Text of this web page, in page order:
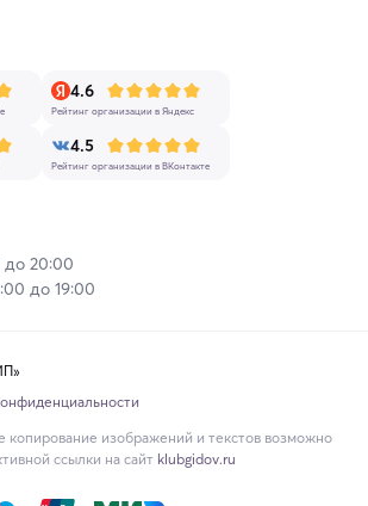
4.6
Рейтинг организации в Яндекс
4.5
Рейтинг организации в ВКонтакте
до 20:00
до 19:00
копирование изображений и текстов возможно
ссылки на сайт klubgidov.ru